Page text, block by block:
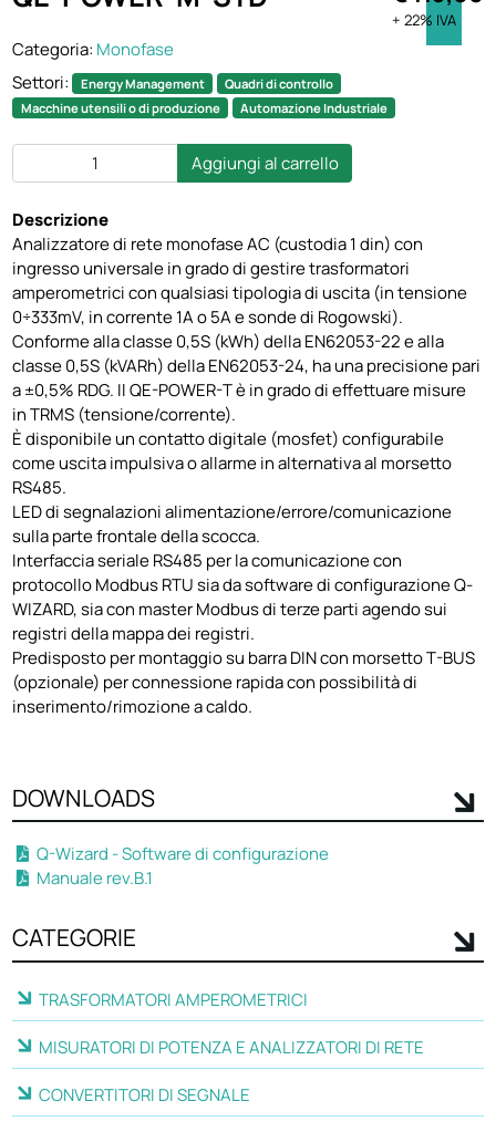
+ 22% IVA
Categoria: Monofase
Settori: Energy Management
Quadri di controllo
Macchine utensili o di produzione
Automazione Industriale
Aggiungi al carrello
Descrizione
Analizzatore di rete monofase AC (custodia 1 din) con
ingresso universale in grado di gestire trasformatori
amperometrici con qualsiasi tipologia di uscita (in tensione
0÷333mV, in corrente 1A o 5A e sonde di Rogowski).
Conforme alla classe 0,5S (kWh) della EN62053-22 e alla
classe 0,5S (kVARh) della EN62053-24, ha una precisione pari
a ±0,5% RDG. Il QE-POWER-T è in grado di effettuare misure
in TRMS (tensione/corrente).
È disponibile un contatto digitale (mosfet) configurabile
come uscita impulsiva o allarme in alternativa al morsetto
RS485.
LED di segnalazioni alimentazione/errore/comunicazione
sulla parte frontale della scocca.
Interfaccia seriale RS485 per la comunicazione con
protocollo Modbus RTU sia da software di configurazione Q-
WIZARD, sia con master Modbus di terze parti agendo sui
registri della mappa dei registri.
Predisposto per montaggio su barra DIN con morsetto T-BUS
(opzionale) per connessione rapida con possibilità di
inserimento/rimozione a caldo.
DOWNLOADS
Q-Wizard - Software di configurazione
Manuale rev.B.1
CATEGORIE
TRASFORMATORI AMPEROMETRICI
MISURATORI DI POTENZA E ANALIZZATORI DI RETE
CONVERTITORI DI SEGNALE